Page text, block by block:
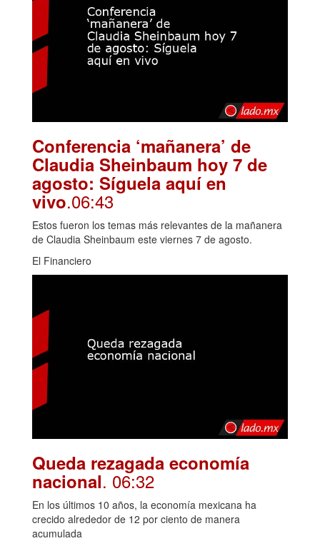
Conferencia ‘mañanera’ de
Claudia Sheinbaum hoy 7 de
agosto: Síguela aquí en
vivo.06:43
Estos fueron los temas más relevantes de la mañanera
de Claudia Sheinbaum este viernes 7 de agosto.
El Financiero
Queda rezagada economía
nacional. 06:32
En los últimos 10 años, la economía mexicana ha
crecido alrededor de 12 por ciento de manera
acumulada